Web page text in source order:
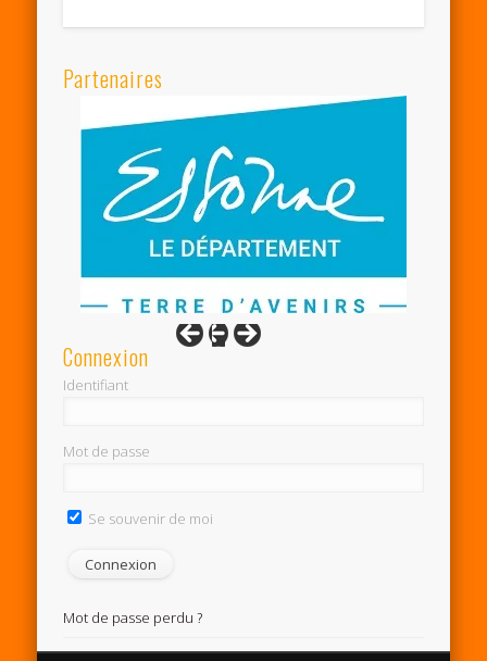
Partenaires
Connexion
Identifiant
Mot de passe
Se souvenir de moi
Mot de passe perdu ?